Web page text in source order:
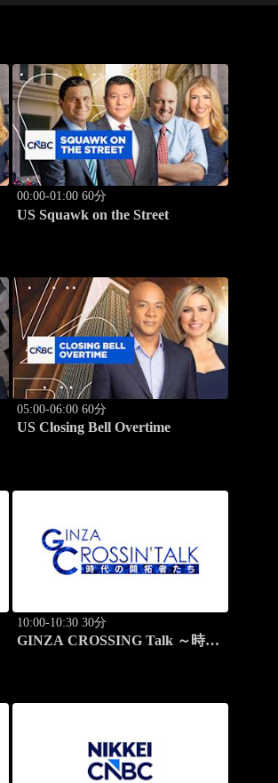
00:00-01:00 60分
US Squawk on the Street
05:00-06:00 60分
US Closing Bell Overtime
10:00-10:30 30分
GINZA CROSSING Talk ～時代